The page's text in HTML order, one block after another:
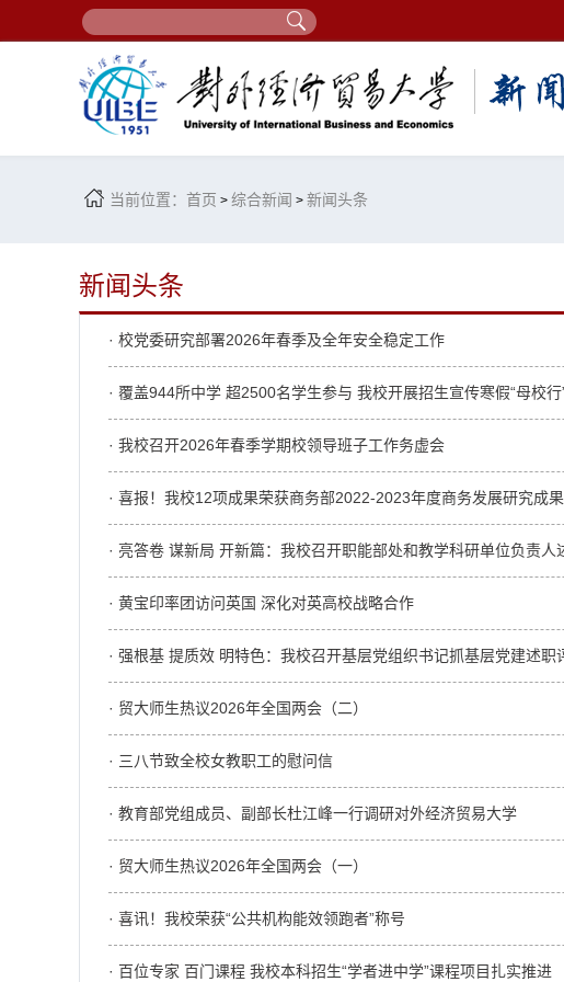
当前位置： 首页 > 综合新闻 > 新闻头条
新闻头条
· 校党委研究部署2026年春季及全年安全稳定工作
· 覆盖944所中学 超2500名学生参与 我校开展招生宣传寒假“母校行
· 我校召开2026年春季学期校领导班子工作务虚会
· 喜报！我校12项成果荣获商务部2022-2023年度商务发展研究成
· 亮答卷 谋新局 开新篇：我校召开职能部处和教学科研单位负责人
· 黄宝印率团访问英国 深化对英高校战略合作
· 强根基 提质效 明特色：我校召开基层党组织书记抓基层党建述职
· 贸大师生热议2026年全国两会（二）
· 三八节致全校女教职工的慰问信
· 教育部党组成员、副部长杜江峰一行调研对外经济贸易大学
· 贸大师生热议2026年全国两会（一）
· 喜讯！我校荣获“公共机构能效领跑者”称号
· 百位专家 百门课程 我校本科招生“学者进中学”课程项目扎实推进